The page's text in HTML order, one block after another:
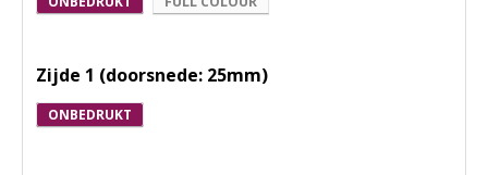
Zijde 1 (doorsnede: 25mm)
ONBEDRUKT